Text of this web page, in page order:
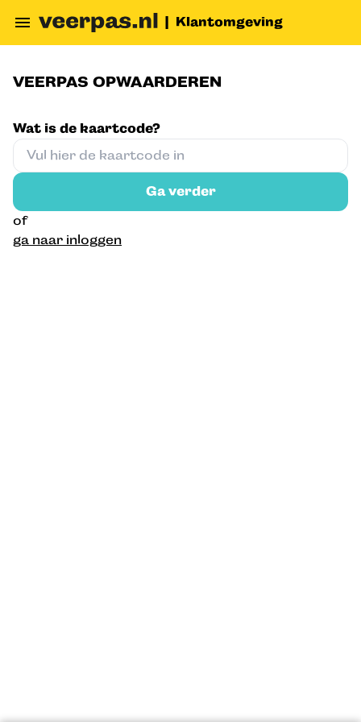
Klantomgeving
KLANTEN
Inloggen of registeren
Opwaarderen
VEERPAS OPWAARDEREN
Wat is de kaartcode?
Ga verder
of
ga naar inloggen